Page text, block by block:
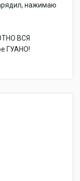
нажимаю
ВСЯ
ГУАНО!